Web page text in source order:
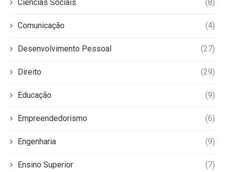
Ciências Sociais (8)
Comunicação (4)
Desenvolvimento Pessoal (27)
Direito (29)
Educação (9)
Empreendedorismo (6)
Engenharia (9)
Ensino Superior (7)